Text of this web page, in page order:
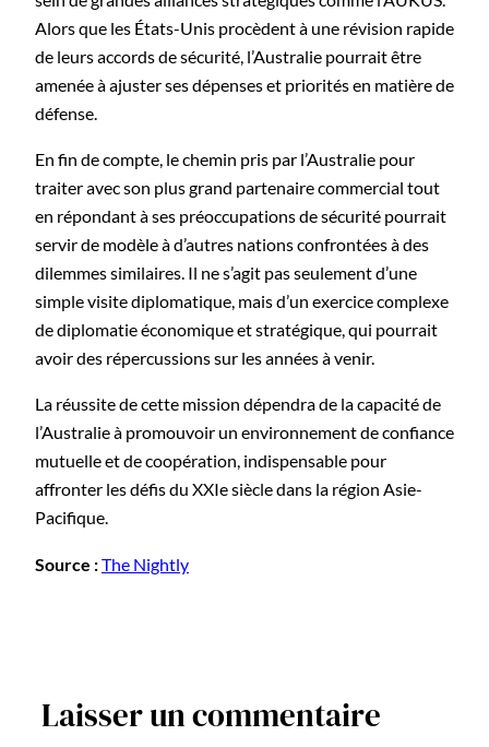
Alors que les États-Unis procèdent à une révision rapide
de leurs accords de sécurité, l’Australie pourrait être
amenée à ajuster ses dépenses et priorités en matière de
défense.
En fin de compte, le chemin pris par l’Australie pour
traiter avec son plus grand partenaire commercial tout
en répondant à ses préoccupations de sécurité pourrait
servir de modèle à d’autres nations confrontées à des
dilemmes similaires. Il ne s’agit pas seulement d’une
simple visite diplomatique, mais d’un exercice complexe
de diplomatie économique et stratégique, qui pourrait
avoir des répercussions sur les années à venir.
La réussite de cette mission dépendra de la capacité de
l’Australie à promouvoir un environnement de confiance
mutuelle et de coopération, indispensable pour
affronter les défis du XXIe siècle dans la région Asie-
Pacifique.
Source :The Nightly
Laisser un commentaire